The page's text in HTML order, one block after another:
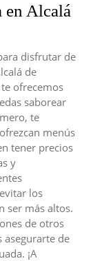
en Alcalá
disfrutar de
de
ofrecemos
saborear
te
menús
tener precios
y
los
ser más altos.
de otros
asegurarte de
¡A